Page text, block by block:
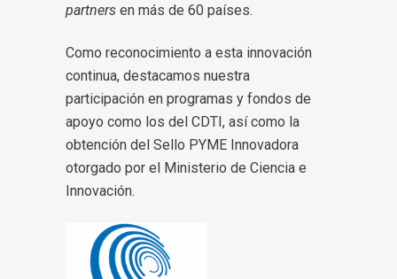
partners en más de 60 países.
Como reconocimiento a esta innovación
continua, destacamos nuestra
participación en programas y fondos de
apoyo como los del CDTI, así como la
obtención del Sello PYME Innovadora
otorgado por el Ministerio de Ciencia e
Innovación.